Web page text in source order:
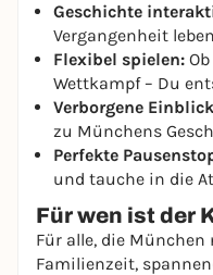
Geschichte
Vergangenheit
Flexibel spielen:
Wettkampf – Du
Verborgene
zu Münchens
Perfekte
und tauche in die
Für wen ist der
Für alle, die München
Familienzeit,